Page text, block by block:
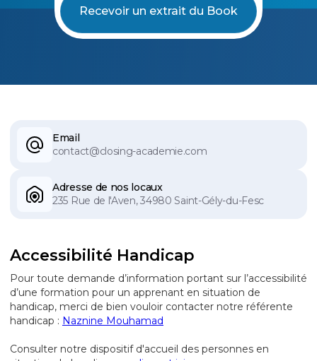
Email
contact@closing-academie.com
Adresse de nos locaux
235 Rue de l'Aven, 34980 Saint-Gély-du-Fesc
Accessibilité Handicap
Pour toute demande d’information portant sur l’accessibilité
d’une formation pour un apprenant en situation de
handicap, merci de bien vouloir contacter notre référente
handicap : Naznine Mouhamad
Consulter notre dispositif d'accueil des personnes en